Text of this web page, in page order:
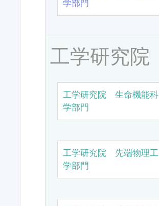
学部門
工学研究院
工学研究院 生命機能科
学部門
工学研究院 先端物理工
学部門